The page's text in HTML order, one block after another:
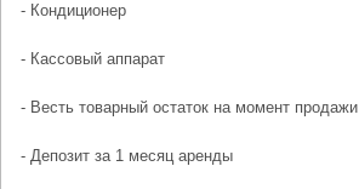
- Кондиционер
- Кассовый аппарат
- Весть товарный остаток на момент продажи
- Депозит за 1 месяц аренды